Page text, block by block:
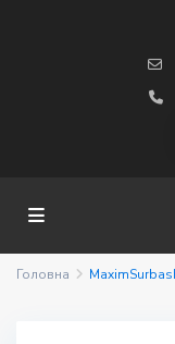
Головна